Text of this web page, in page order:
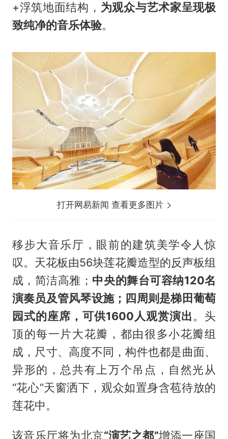
+浮筑地面结构， 为观众与艺术家呈现极
致纯净的音乐体验。
打开网易新闻 查看更多图片
移步大音乐厅，眼前的建筑美学令人惊
叹。天花板由56块莲花瓣造型的反声板组
成，简洁高雅； 中央的舞台可容纳120名
演奏员及管风琴设施；四周则是梯田葡萄
园式的座席，可供1600人观赏演出。头
顶的每一片大花瓣，都由很多小花瓣组
成，尺寸、高度不同，构件也都是曲面、
异形的，总共有上万个吊点，自然光从
“花心”天窗洒下，观众如置身含苞待放的
莲花中。
该音乐厅将为北京“演艺之都”增添一座国